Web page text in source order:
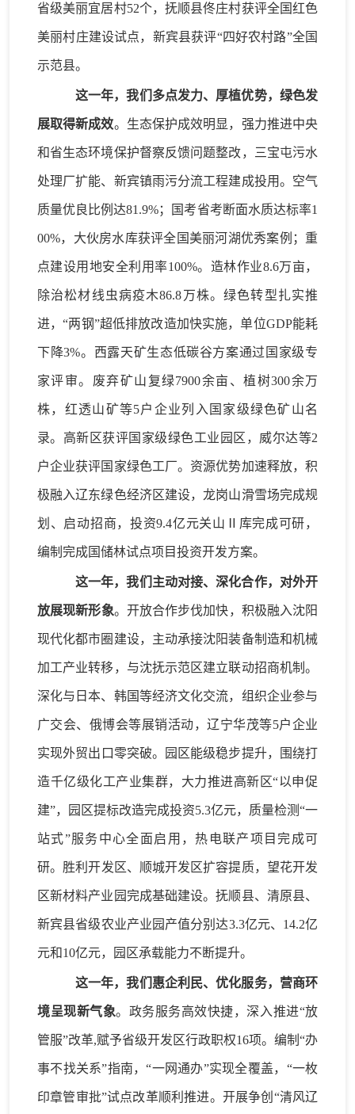
省级美丽宜居村52个，抚顺县佟庄村获评全国红色
美丽村庄建设试点，新宾县获评“四好农村路”全国
示范县。
这一年，我们 多点发力、 厚植优势，绿色发
展取得新成效。 生态保护成效明显 ， 强力推进中央
和省生态环境保护督察反馈问题整改，三宝屯污水
处理厂扩能、新宾镇雨污分流工程建成投用。空气
质量优良比例达81.9%；国考省考断面水质达标率1
00%， 大伙房水库获评全国美丽河湖优秀案例 ； 重
点建设用地安全利用率100%。 造林作业8.6万亩，
除治松材线虫病疫木86.8万株。绿色转型扎实推
进，“两钢”超低排放改造加快实施，单位GDP能耗
下降3%。 西露天矿生态低碳谷方案通过国家级专
家评审。废弃矿山复绿7900余亩 、植树300余万
株， 红透山矿等5户 企业列入 国家级绿色矿山名
录。 高新区获评国家级绿色工业园区 ， 威尔达等2
户企业获评国家绿色工厂。 资源优势加速释放，积
极融入辽东绿色经济区建设，龙岗山滑雪场完成规
划、启动招商， 投资9.4亿元关山 Ⅱ库完成可研，
编制 完成国储林试点项目投资开发方案。
这一年，我们主动对接、深化合作，对外开
放展现新形象。 开放合作步伐加快， 积极融入沈阳
现代化都市圈建设，主动承接沈阳装备制造和机械
加工产业转移，与沈抚示范区建立联动招商机制。
深化与日本、韩国等经济文化交流， 组织企业参与
广交会、俄博会等展销活动，辽宁华茂等5户企业
实现外贸出口零突破。 园区能级稳步提升， 围绕打
造千亿级化工产业集群， 大力推进高新区“以申促
建”，园区提标改造完成投资5.3亿元，质量检测“一
站式”服务中心全面启用，热电联产项目完成可
研。 胜利开发区、顺城开发区扩容提质， 望花开发
区新材料产业园完成基础建设。抚顺县、清原县、
新宾县省级农业产业园产值分别达3.3亿元、 14.2亿
元和10亿元， 园区承载能力不断提升。
这一年，我们惠企利 民、优化服务，营商环
境呈现新气象。 政务服务高效快捷，深入推进“放
管服”改革,赋予省级开发区行政职权16项。 编制 “办
事不找关系”指南，“一网通办”实现全覆盖， “一枚
印章管审批”试点改革顺利推进。 开展争创 “清风辽